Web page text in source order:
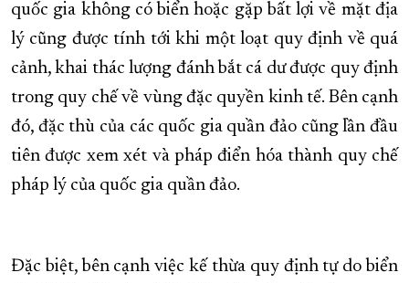
quốc gia không có biển hoặc gặp bất lợi về mặt địa
lý cũng được tính tới khi một loạt quy định về quá
cảnh, khai thác lượng đánh bắt cá dư được quy định
trong quy chế về vùng đặc quyền kinh tế. Bên cạnh
đó, đặc thù của các quốc gia quần đảo cũng lần đầu
tiên được xem xét và pháp điển hóa thành quy chế
pháp lý của quốc gia quần đảo.
Đặc biệt, bên cạnh việc kế thừa quy định tự do biển